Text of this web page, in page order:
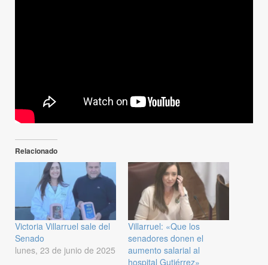
Relacionado
Victoria Villarruel sale del
Senado
lunes, 23 de junio de 2025
Villarruel: «Que los
senadores donen el
aumento salarial al
hospital Gutiérrez»